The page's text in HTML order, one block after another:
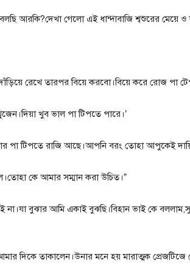
আরকি?দেখা গেলো এই ধান্দাবাজি শ্বশুরের মেয়ে
রেখে তারপর বিয়ে করবো।বিয়ে করে রোজ পা
খুব ভাল পা টিপতে পারে।’
পা টিপতে রাজি আছে।আপনি বরং তোহা আপুকেই
কে আমার সম্মান করা উচিত।”
বুঝার আমি একাই বুঝছি।বিহান ভাই কে
দিকে তাকালেন।উনার মনে হয় মারাত্মক প্রেজটিজে